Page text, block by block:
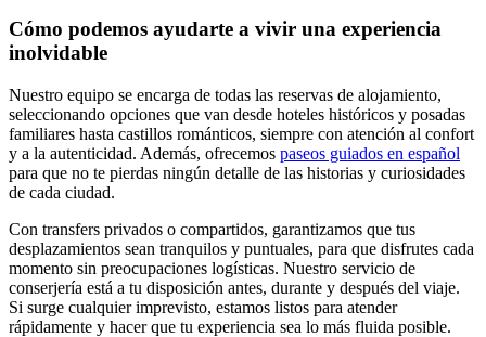
Cómo podemos ayudarte a vivir una experiencia
inolvidable
Nuestro equipo se encarga de todas las reservas de alojamiento,
seleccionando opciones que van desde hoteles históricos y posadas
familiares hasta castillos románticos, siempre con atención al confort
y a la autenticidad. Además, ofrecemos paseos guiados en español
para que no te pierdas ningún detalle de las historias y curiosidades
de cada ciudad.
Con transfers privados o compartidos, garantizamos que tus
desplazamientos sean tranquilos y puntuales, para que disfrutes cada
momento sin preocupaciones logísticas. Nuestro servicio de
conserjería está a tu disposición antes, durante y después del viaje.
Si surge cualquier imprevisto, estamos listos para atender
rápidamente y hacer que tu experiencia sea lo más fluida posible.